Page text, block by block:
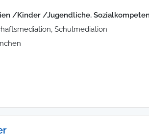
/Kinder /Jugendliche,
Schulmediation